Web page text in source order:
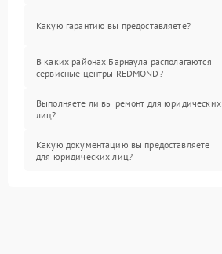
Какую гарантию вы предоставляете?
В каких районах Барнаула располагаются
сервисные центры REDMOND?
Выполняете ли вы ремонт для юридических
лиц?
Какую документацию вы предоставляете
для юридических лиц?